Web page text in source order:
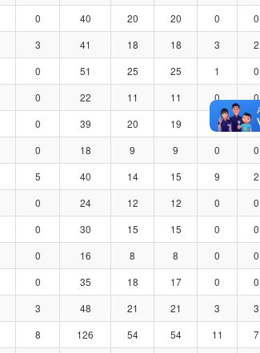
0 40 20 20 0
0
3 41 18 18 3
2
0 51 25 25 1
0
0 22 11 11 0
0
0 39 20 19 0
0
0 18 9 9 0
0
5 40 14 15 9
2
0 24 12 12 0
0
0 30 15 15 0
0
0 16 8 8 0
0
0 35 18 17 0
0
3 48 21 21 3
3
8 126 54 54 11
7